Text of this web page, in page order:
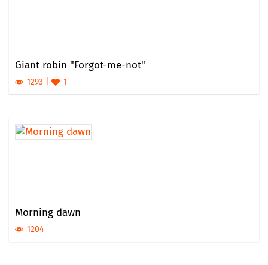
Giant robin "Forgot-me-not"
1293 1
Morning dawn
1204